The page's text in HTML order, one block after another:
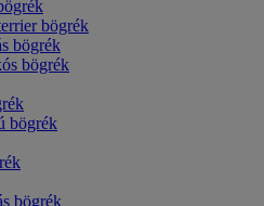
bögrék
bögrék
bögrék
bögrék
bögrék